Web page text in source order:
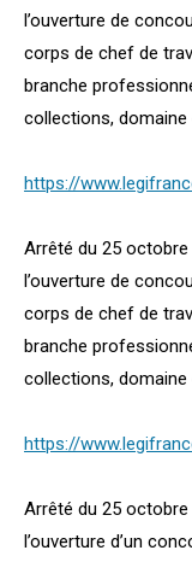
l’ouverture de
corps de chef de
branche
collections, domaine
https://
Arrêté du 25 octobre
l’ouverture de
corps de chef de
branche
collections,
https://
Arrêté du 25 octobre
l’ouverture d’un